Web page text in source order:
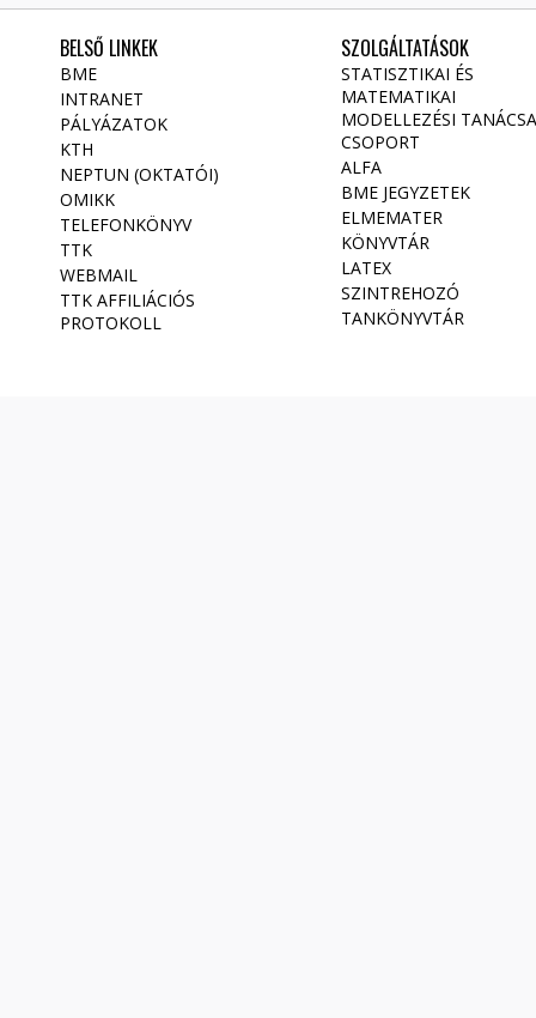
BELSŐ LINKEK
BME
INTRANET
PÁLYÁZATOK
KTH
NEPTUN (OKTATÓI)
OMIKK
TELEFONKÖNYV
TTK
WEBMAIL
TTK AFFILIÁCIÓS
PROTOKOLL
SZOLGÁLTATÁSOK
STATISZTIKAI ÉS
MATEMATIKAI
MODELLEZÉSI
CSOPORT
ALFA
BME JEGYZETEK
ELMEMATER
KÖNYVTÁR
LATEX
SZINTREHOZÓ
TANKÖNYVTÁR